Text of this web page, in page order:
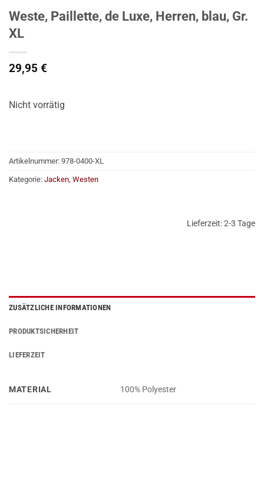
Weste, Paillette, de Luxe, Herren, blau, Gr.
XL
29,95 €
Nicht vorrätig
Artikelnummer: 978-0400-XL
Kategorie: Jacken, Westen
Lieferzeit:2-3 Tage
ZUSÄTZLICHE INFORMATIONEN
PRODUKTSICHERHEIT
LIEFERZEIT
MATERIAL 100% Polyester